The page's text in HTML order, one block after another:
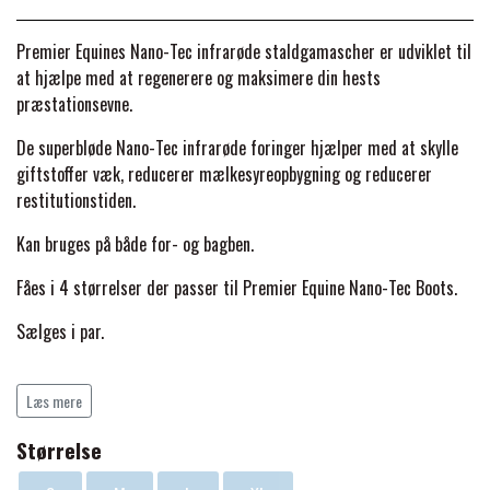
TERAPI PRODUKTER
STRØMPER
HUER & HALSTØRKLÆDER
GAVEARTIKLER VOKSNE
BØRN & JUNIOR
INSEKTBESKYTTELSE
HESTEBOLCHER & TREATS
TILSKUD & VITAMINER
STALD & FOLD
TRAVDÆKKEN & TILBEHØR
VOGNE & TILBEHØR
TRAV KUSK
GALOP
PREMIER EQUINE LINERS & DÆKKEN
TILBEHØR
PREMIER EQUINE WALKER & RIDEDÆKKEN
PREMIER EQUINE INSEKTBESKYTTELSE
PREMIER EQUINE MAGNET & INFRARØD
PREMIER EQUINE GRIMER & TRÆKTOV
PREMIER EQUINE TRENSE & TILBEHØR
CARR & DAY & MARTIN
CUSTOM
DELTACAST
EMIN
Premier Equines Nano-Tec infrarøde staldgamascher er udviklet til
at hjælpe med at regenerere og maksimere din hests
præstationsevne.
De superbløde Nano-Tec infrarøde foringer hjælper med at skylle
giftstoffer væk, reducerer mælkesyreopbygning og reducerer
restitutionstiden.
Kan bruges på både for- og bagben.
Fåes i 4 størrelser der passer til Premier Equine Nano-Tec Boots.
Sælges i par.
S = 30 cm i højden
M = 32 cm i højden
Læs mere
Størrelse